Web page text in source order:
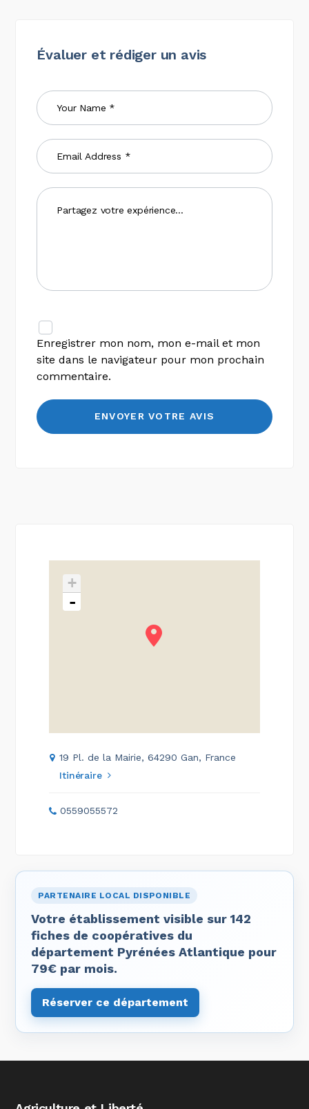
Évaluer et rédiger un avis
Enregistrer mon nom, mon e-mail et mon
site dans le navigateur pour mon prochain
commentaire.
+
-
19 Pl. de la Mairie, 64290 Gan, France
Itinéraire
0559055572
PARTENAIRE LOCAL DISPONIBLE
Votre établissement visible sur 142
fiches de coopératives du
département Pyrénées Atlantique pour
79€ par mois.
Réserver ce département